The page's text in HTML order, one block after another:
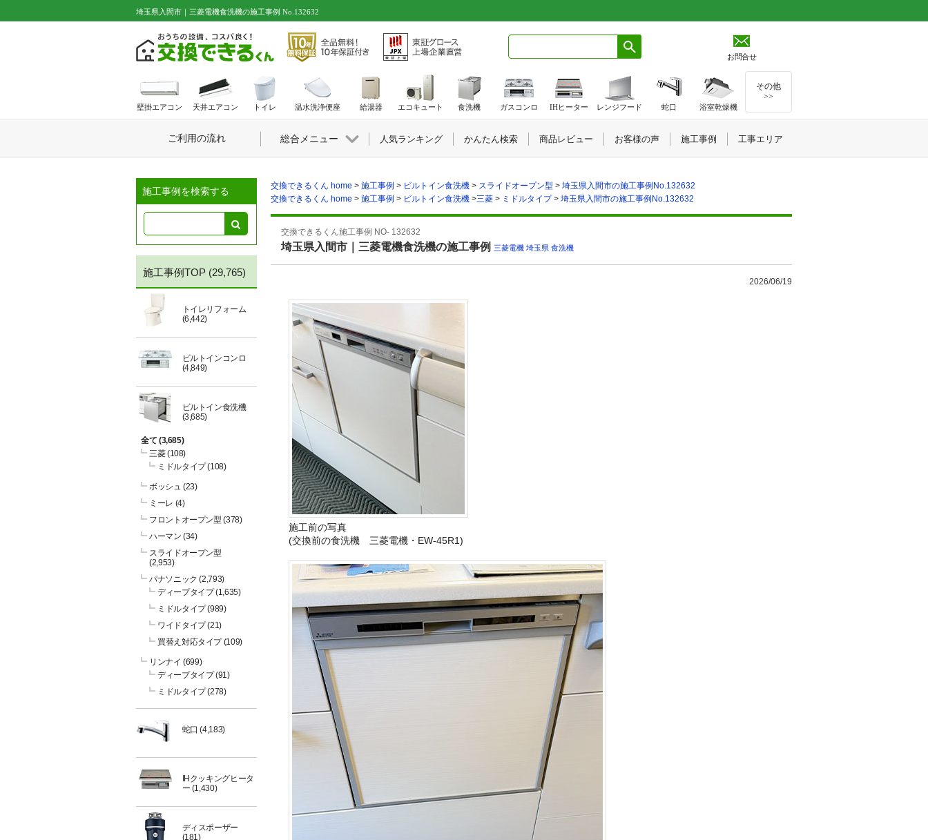
埼玉県入間市｜三菱電機食洗機の施工事例 No.132632
お問合せ
施工事例を検索する
施工事例TOP (29,765)
トイレリフォーム
(6,442)
ビルトインコンロ
(4,849)
ビルトイン食洗機
(3,685)
全て (3,685)
三菱(108)
ミドルタイプ(108)
ボッシュ (23)
ミーレ (4)
フロントオープン型 (378)
ハーマン (34)
スライドオープン型
(2,953)
パナソニック (2,793)
ディープタイプ(1,635)
ミドルタイプ(989)
ワイドタイプ(21)
買替え対応タイプ(109)
リンナイ (699)
ディープタイプ(91)
ミドルタイプ(278)
蛇口 (4,183)
IHクッキングヒータ
ー (1,430)
ディスポーザー
(181)
交換できるくん home > 施工事例 > ビルトイン食洗機 > スライドオープン型 > 埼玉県入間市の施工事例No.132632
交換できるくん home > 施工事例 > ビルトイン食洗機 >三菱 > ミドルタイプ > 埼玉県入間市の施工事例No.132632
交換できるくん施工事例 NO- 132632
埼玉県入間市｜三菱電機食洗機の施工事例 三菱電機 埼玉県 食洗機
2026/06/19
施工前の写真
(交換前の食洗機 三菱電機・EW-45R1)
壁掛エアコン 天井エアコン トイレ 温水洗浄便座 給湯器 エコキュート 食洗機 ガスコンロ IHヒーター レンジフード 蛇口 浴室乾燥機
その他
>>
ご利用の流れ 総合メニュー 人気ランキング かんたん検索 商品レビュー お客様の声 施工事例 工事エリア